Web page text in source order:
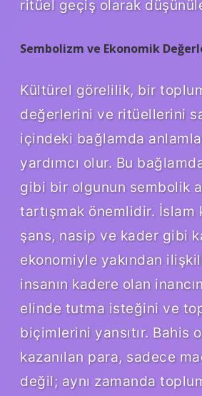
ritüel geçiş olarak
Sembolizm ve Ekonomik
Kültürel görelilik, bir
değerlerini ve ritüellerini
içindeki bağlamda
yardımcı olur. Bu
gibi bir olgunun sembolik
tartışmak önemlidir. İslam
şans, nasip ve kader gibi
ekonomiyle yakından
insanın kadere olan
elinde tutma isteğini ve
biçimlerini yansıtır. Bahis
kazanılan para, sadece
değil; aynı zamanda